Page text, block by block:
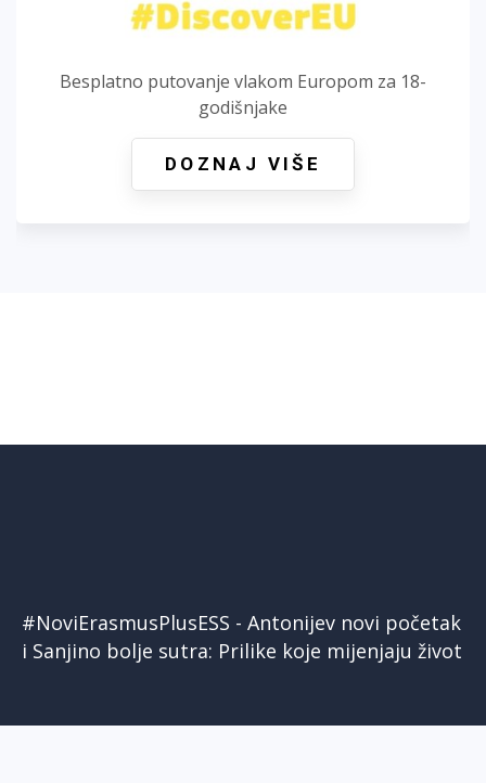
Besplatno putovanje vlakom Europom za 18-
godišnjake
DOZNAJ VIŠE
#NoviErasmusPlusESS - Antonijev novi početak
i Sanjino bolje sutra: Prilike koje mijenjaju život